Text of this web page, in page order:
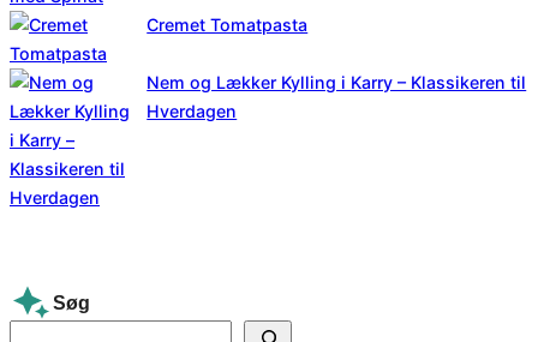
Cremet Tomatpasta
Nem og Lækker Kylling i Karry – Klassikeren til
Hverdagen
Søg